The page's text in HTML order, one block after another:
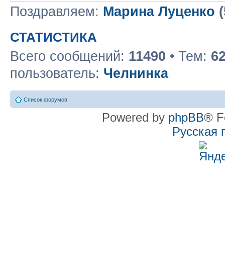
Поздравляем: Марина Луценко
СТАТИСТИКА
Всего сообщений: 11490 • Тем:
пользователь: Челнинка
Список форумов
Powered by phpBB®
Русская